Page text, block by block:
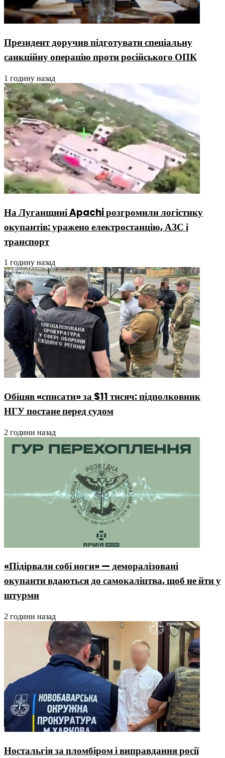
Президент доручив підготувати спеціальну
санкційну операцію проти російського ОПК
1 годину назад
На Луганщині Apachi розгромили логістику
окупантів: уражено електростанцію, АЗС і
транспорт
1 годину назад
Обіцяв «списати» за $11 тисяч: підполковник
НГУ постане перед судом
2 години назад
«Підірвали собі ноги» — деморалізовані
окупанти вдаються до самокаліцтва, щоб не йти у
штурми
2 години назад
Ностальгія за пломбіром і виправдання росії